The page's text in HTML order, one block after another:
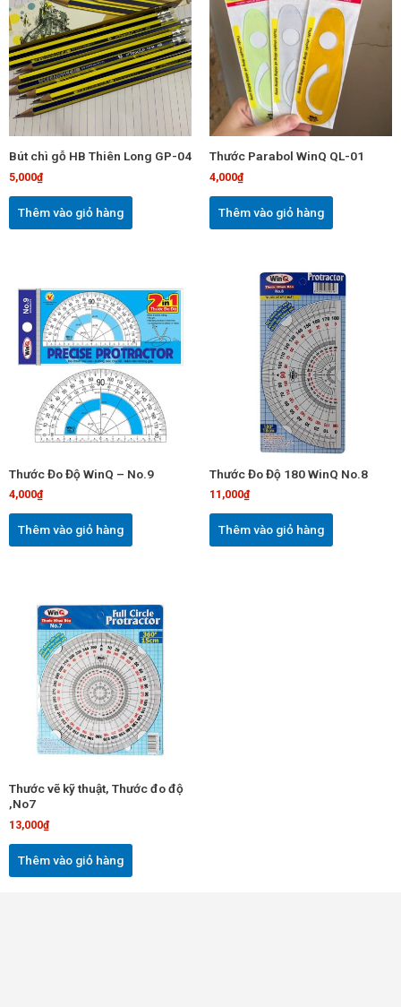
Bút chì gỗ HB Thiên Long GP-04
5,000₫
Thêm vào giỏ hàng
Thước Parabol WinQ QL-01
4,000₫
Thêm vào giỏ hàng
Thước Đo Độ WinQ – No.9
4,000₫
Thêm vào giỏ hàng
Thước Đo Độ 180 WinQ No.8
11,000₫
Thêm vào giỏ hàng
Thước vẽ kỹ thuật, Thước đo độ
,No7
13,000₫
Thêm vào giỏ hàng